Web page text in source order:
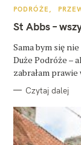
K
T
E
O
R
I
PODRÓŻE
St Abbs –
Sama bym się
Duże Podróże –
zabrałam
Czytaj dalej